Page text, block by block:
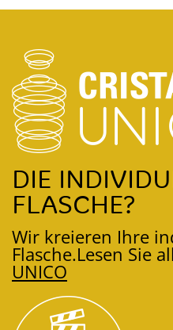
DIE
FLASCHE?
Wir kreieren Ihre
Flasche.Lesen Sie
UNICO